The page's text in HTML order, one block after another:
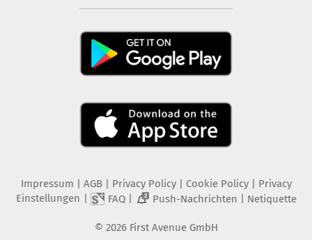
Impressum | AGB | Privacy Policy| Cookie Policy| Privacy
Einstellungen | FAQ| 2 Push-Nachrichten | Netiquette
© 2026 First Avenue GmbH